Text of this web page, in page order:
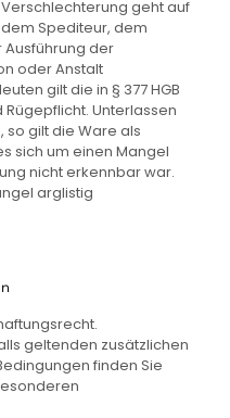
geht auf
Spediteur, dem
Ausführung der
oder Anstalt
gilt die in § 377 HGB
Unterlassen
gilt die Ware als
sich um einen Mangel
nicht erkennbar war.
arglistig
geltenden zusätzlichen
finden Sie